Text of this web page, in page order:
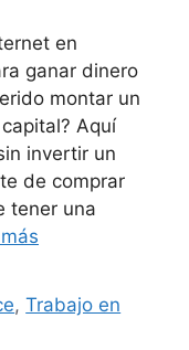
en
ganar dinero
montar un
Aquí
invertir un
de comprar
tener una
,Trabajo en